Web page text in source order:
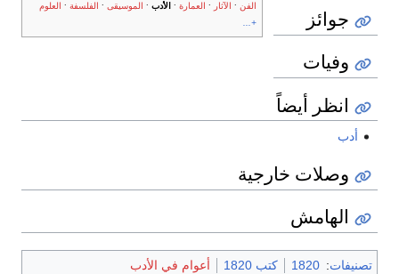
الفن الآثار العمارة الأدب الموسيقى الفلسفة
العلوم
+...
جوائز
وفيات
انظر أيضاً
أدب
وصلات خارجية
الهامش
تصنيفات:
1820 كتب 1820 أعوام في الأدب